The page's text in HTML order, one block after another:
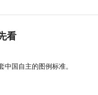
看
中国自主的图例标准。